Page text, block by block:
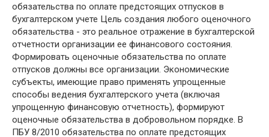
обязательства по оплате предстоящих отпусков в
бухгалтерском учете Цель создания любого оценочного
обязательства - это реальное отражение в бухгалтерской
отчетности организации ее финансового состояния.
Формировать оценочные обязательства по оплате
отпусков должны все организации. Экономические
субъекты, имеющие право применять упрощенные
способы ведения бухгалтерского учета (включая
упрощенную финансовую отчетность), формируют
оценочные обязательства в добровольном порядке. В
ПБУ 8/2010 обязательства по оплате предстоящих